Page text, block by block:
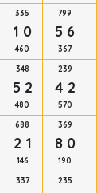
335
1 0
460
799
5 6
367
348
5 2
480
239
4 2
570
688
2 1
146
369
8 0
190
337 235